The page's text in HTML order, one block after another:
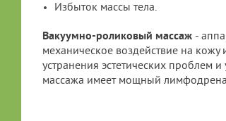
Избыток массы тела.
Вакуумно-роликовый массаж -
механическое воздействие на
устранения эстетических проблем
массажа имеет мощный